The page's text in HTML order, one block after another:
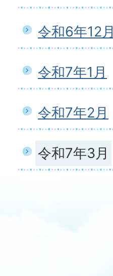
令和6年12月
令和7年1月
令和7年2月
令和7年3月